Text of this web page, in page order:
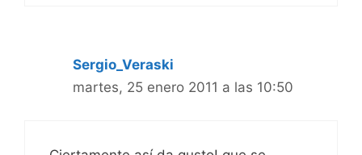
Sergio_Veraski
martes, 25 enero 2011 a las 10:50